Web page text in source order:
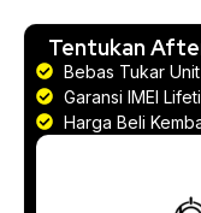
Tentukan
Bebas Tukar Unit
Garansi IMEI
Harga Beli